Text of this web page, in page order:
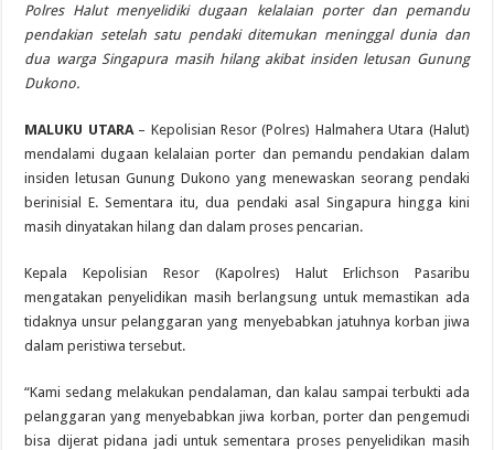
Polres Halut menyelidiki dugaan kelalaian porter dan pemandu
pendakian setelah satu pendaki ditemukan meninggal dunia dan
dua warga Singapura masih hilang akibat insiden letusan Gunung
Dukono.
MALUKU UTARA – Kepolisian Resor (Polres) Halmahera Utara (Halut)
mendalami dugaan kelalaian porter dan pemandu pendakian dalam
insiden letusan Gunung Dukono yang menewaskan seorang pendaki
berinisial E. Sementara itu, dua pendaki asal Singapura hingga kini
masih dinyatakan hilang dan dalam proses pencarian.
Kepala Kepolisian Resor (Kapolres) Halut Erlichson Pasaribu
mengatakan penyelidikan masih berlangsung untuk memastikan ada
tidaknya unsur pelanggaran yang menyebabkan jatuhnya korban jiwa
dalam peristiwa tersebut.
“Kami sedang melakukan pendalaman, dan kalau sampai terbukti ada
pelanggaran yang menyebabkan jiwa korban, porter dan pengemudi
bisa dijerat pidana jadi untuk sementara proses penyelidikan masih